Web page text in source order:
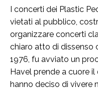
I concerti dei Plastic
vietati al pubblico,
organizzare concerti
chiaro atto di dissenso
1976, fu avviato un
Havel prende a cuore
hanno deciso di vivere